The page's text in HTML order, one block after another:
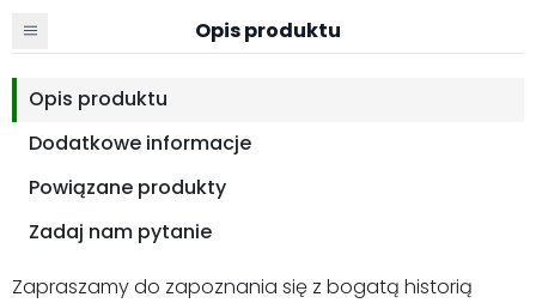
Opis produktu
Opis produktu
Dodatkowe informacje
Powiązane produkty
Zadaj nam pytanie
Zapraszamy do zapoznania się z bogatą historią